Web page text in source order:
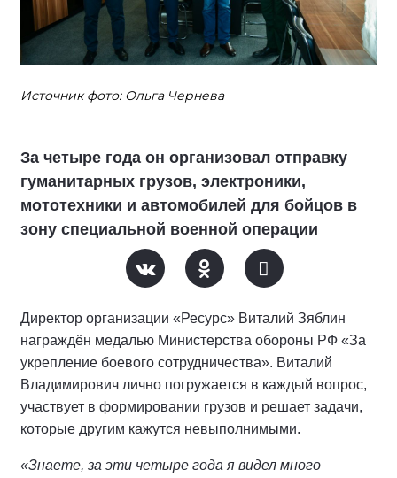
Источник фото: Ольга Чернева
За четыре года он организовал отправку
гуманитарных грузов, электроники,
мототехники и автомобилей для бойцов в
зону специальной военной операции
Директор организации «Ресурс» Виталий Зяблин
награждён медалью Министерства обороны РФ «За
укрепление боевого сотрудничества». Виталий
Владимирович лично погружается в каждый вопрос,
участвует в формировании грузов и решает задачи,
которые другим кажутся невыполнимыми.
«Знаете, за эти четыре года я видел много